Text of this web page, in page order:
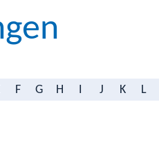
F G H J K L